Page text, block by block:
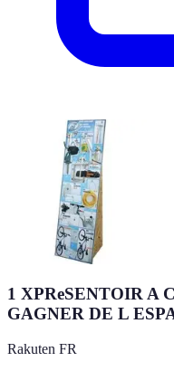
1 XPReSENTOIR A
GAGNER DE L
Rakuten FR